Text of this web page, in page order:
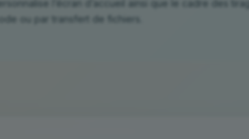
l’écran d’accueil ainsi que le cadre des
ou par transfert de fichiers.